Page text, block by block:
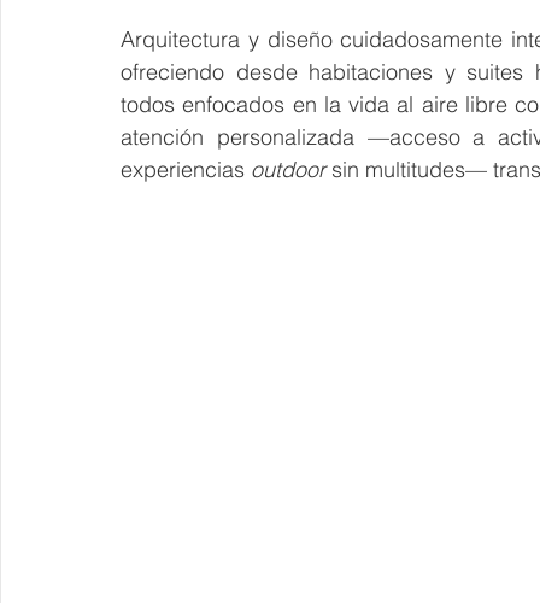
Arquitectura y diseño cuidadosamente
ofreciendo desde habitaciones y
todos enfocados en la vida al aire libre
atención personalizada —acceso a
experiencias outdoor sin multitudes—